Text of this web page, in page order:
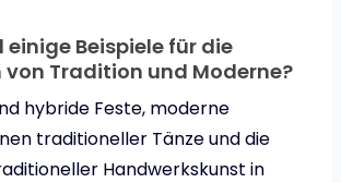
einige Beispiele für die
Tradition und Moderne?
hybride Feste, moderne
traditioneller Tänze und die
Handwerkskunst in